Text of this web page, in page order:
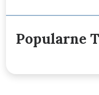
Popularne